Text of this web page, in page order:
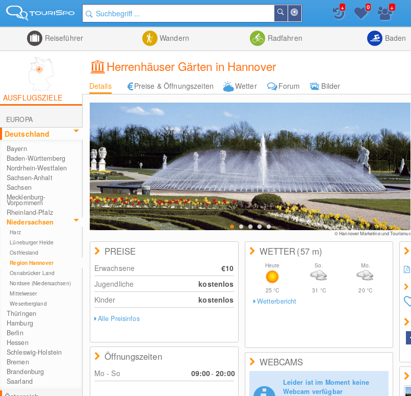
der
Nähe
Suchen
Listenansicht
+ 0 +
Reiseführer Wandern Radfahren Baden
Herrenhäuser Gärten in Hannover
Details Preise & Öffnungszeiten Wetter Forum
Bilder
AUSFLUGSZIELE
EUROPA
Deutschland
Bayern
Baden-Württemberg
Nordrhein-Westfalen
Sachsen-Anhalt
Sachsen
Mecklenburg-
Vorpommern
Rheinland-Pfalz
Niedersachsen
Harz
Lüneburger Heide
Ostfriesland
Region Hannover
Osnabrücker Land
Nordsee (Niedersachsen)
Mittelweser
Weserbergland
Thüringen
Hamburg
Berlin
Hessen
Schleswig-Holstein
Bremen
Brandenburg
Saarland
© Hannover Marketing und Tourismus
PREISE
Erwachsene
€10
Jugendliche
kostenlos
Kinder
kostenlos
Alle Preisinfos
Öffnungszeiten
Mo - So 09:00- 20:00
WETTER(57 m)
Heute
25°C
So.
31 °C
Mo.
20 °C
Wetterbericht
WEBCAMS
Leider ist im Moment keine
Webcam verfügbar